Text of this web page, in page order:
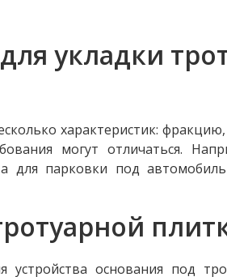
укладки
характеристик:
могут отличаться.
для парковки под
основания под